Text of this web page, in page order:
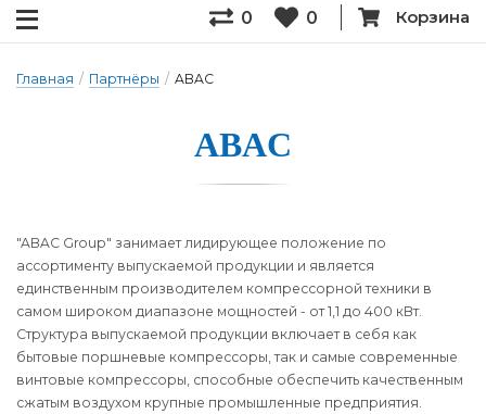
0 0 Корзина
Главная / Партнёры / ABAC
ABAC
"ABAC Group" занимает лидирующее положение по
ассортименту выпускаемой продукции и является
единственным производителем компрессорной техники в
самом широком диапазоне мощностей - от 1,1 до 400 кВт.
Структура выпускаемой продукции включает в себя как
бытовые поршневые компрессоры, так и самые современные
винтовые компрессоры, способные обеспечить качественным
сжатым воздухом крупные промышленные предприятия.